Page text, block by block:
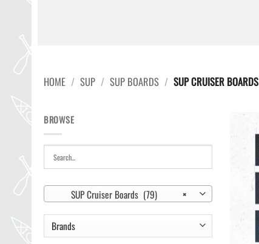
HOME / SUP / SUP BOARDS / SUP CRUISER BOARDS
BROWSE
×
SUP Cruiser Boards (79)